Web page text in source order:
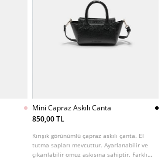
Mini Capraz Askılı Canta
850,00 TL
Kırışık görünümlü çapraz askılı çanta. El
tutma sapları mevcuttur. Ayarlanabilir ve
çıkarılabilir omuz askısına sahiptir. Farklı